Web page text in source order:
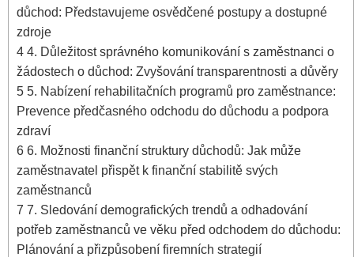
důchod: Představujeme osvědčené postupy a dostupné
zdroje
4 4. Důležitost správného komunikování s zaměstnanci o
žádostech o důchod: Zvyšování transparentnosti a důvěry
5 5. Nabízení rehabilitačních programů pro zaměstnance:
Prevence předčasného odchodu do důchodu a podpora
zdraví
6 6. Možnosti finanční struktury důchodů: Jak může
zaměstnavatel přispět k finanční stabilitě svých
zaměstnanců
7 7. Sledování demografických trendů a odhadování
potřeb zaměstnanců ve věku před odchodem do důchodu:
Plánování a přizpůsobení firemních strategií